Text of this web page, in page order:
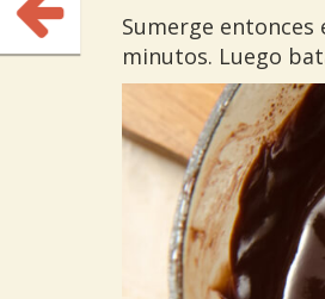
Sumerge entonces
minutos. Luego